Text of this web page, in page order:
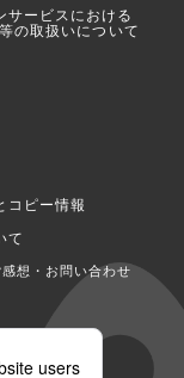
サービスにおける
の取扱いについて
コピー情報
て
想・お問い合わせ